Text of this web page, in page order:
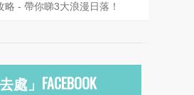
略 - 帶你睇3大浪漫日落！
處」FACEBOOK